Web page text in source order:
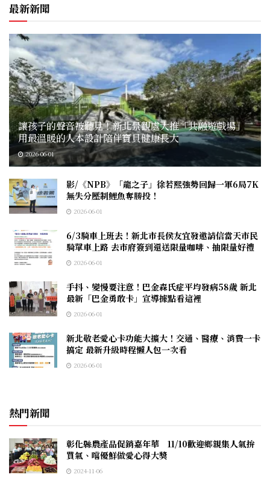
最新新聞
讓孩子的聲音被聽見！新北景觀處大推「共融遊戲場」
用最溫暖的人本設計陪伴寶貝健康長大
2026-06-01
影/《NPB》「龍之子」徐若熙強勢回歸一軍6局7K
無失分壓制鯉魚奪勝投！
2026-06-01
6/3騎車上班去！新北市長侯友宜發邀請信當天市民
騎單車上路 去市府簽到還送限量咖啡、抽限量好禮
2026-06-01
手抖、變慢要注意！巴金森氏症平均發病58歲 新北
最新「巴金勇敢卡」宣導據點看這裡
2026-06-01
新北敬老愛心卡功能大擴大！交通、醫療、消費一卡
搞定 最新升級時程懶人包一次看
2026-06-01
熱門新聞
彰化縣農產品促銷嘉年華 11/10歡迎鄉親集人氣拚
買氣、嚐優鮮做愛心得大獎
2024-11-06